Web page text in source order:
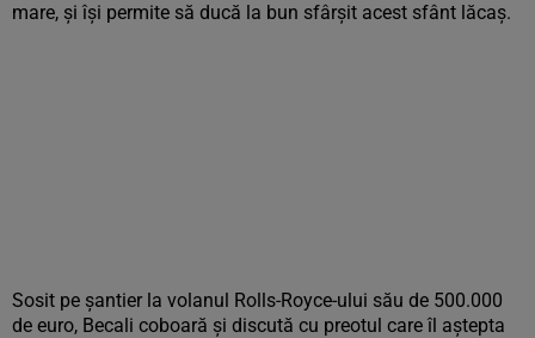
mare, și își permite să ducă la bun sfârșit acest sfânt lăcaș.
Sosit pe șantier la volanul Rolls-Royce-ului său de 500.000
de euro, Becali coboară și discută cu preotul care îl aștepta